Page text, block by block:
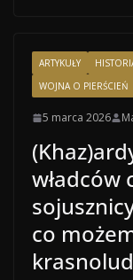
ARTYKUŁY
WOJNA O PIERŚCIEŃ
5 marca 2026
władców
co